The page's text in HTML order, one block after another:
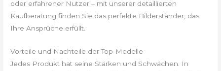
oder erfahrener Nutzer – mit unserer detaillierten
Kaufberatung finden Sie das perfekte Bilderständer, das
Ihre Ansprüche erfüllt.
Vorteile und Nachteile der Top-Modelle
Jedes Produkt hat seine Stärken und Schwächen. In